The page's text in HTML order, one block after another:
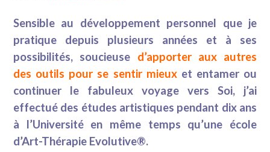
Sensible au développement personnel que je
pratique depuis plusieurs années et à ses
possibilités, soucieuse d’apporter aux autres
des outils pour se sentir mieuxet entamer ou
continuer le fabuleux voyage vers Soi, j’ai
effectué des études artistiques pendant dix ans
à l’Université en même temps qu’une école
d’Art-Thérapie Evolutive®.